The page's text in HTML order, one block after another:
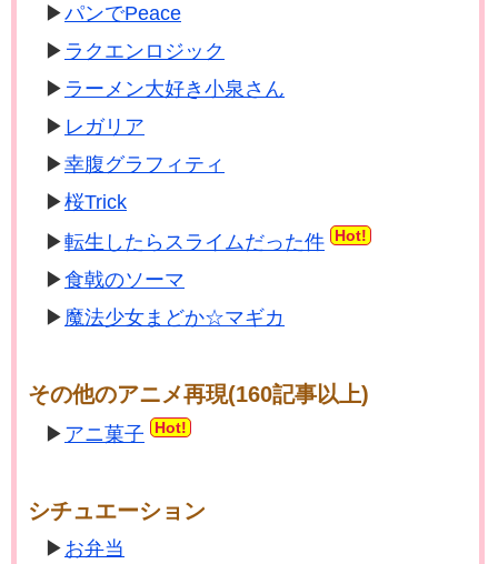
パンでPeace
ラクエンロジック
ラーメン大好き小泉さん
レガリア
幸腹グラフィティ
桜Trick
転生したらスライムだった件
Hot!
食戟のソーマ
魔法少女まどか☆マギカ
その他のアニメ再現(160記事以上)
アニ菓子 Hot!
シチュエーション
お弁当